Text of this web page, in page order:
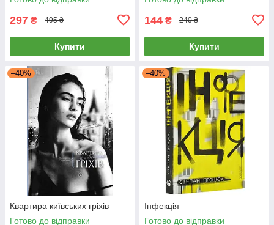
297 ₴ 495 ₴
Купити
144 ₴ 240 ₴
Купити
–40%
Квартира київських гріхів
Готово до відправки
–40%
Інфекція
Готово до відправки